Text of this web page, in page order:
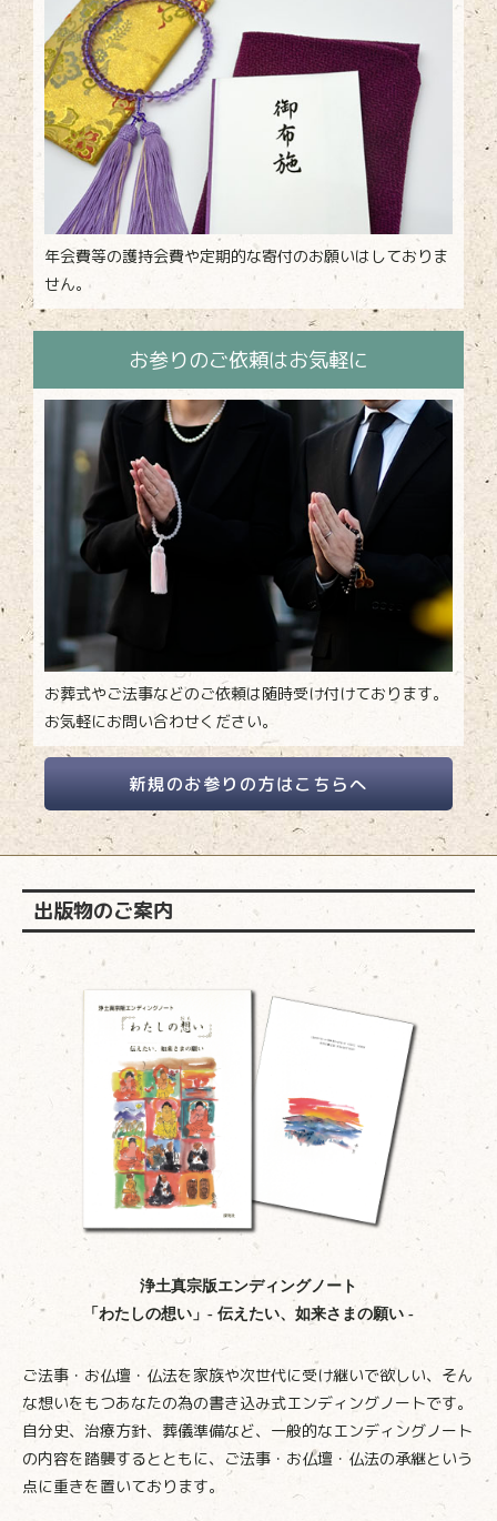
年会費等の護持会費や定期的な寄付のお願いはしておりま
せん。
お参りのご依頼はお気軽に
お葬式やご法事などのご依頼は随時受け付けております。
お気軽にお問い合わせください。
新規のお参りの方はこちらへ
出版物のご案内
浄土真宗版エンディングノート
「わたしの想い」- 伝えたい、如来さまの願い -
ご法事・お仏壇・仏法を家族や次世代に受け継いで欲しい、そん
な想いをもつあなたの為の書き込み式エンディングノートです。
自分史、治療方針、葬儀準備など、一般的なエンディングノート
の内容を踏襲するとともに、ご法事・お仏壇・仏法の承継という
点に重きを置いております。